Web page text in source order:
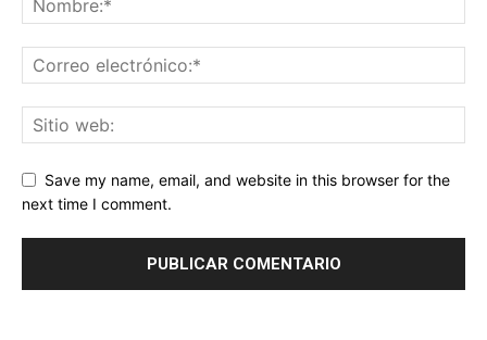
Save my name, email, and website in this browser for the
next time I comment.